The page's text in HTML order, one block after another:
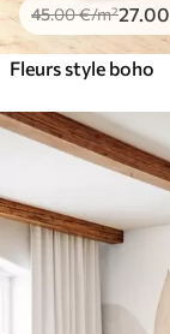
45.00€/m²27 .00
Fleurs style boho